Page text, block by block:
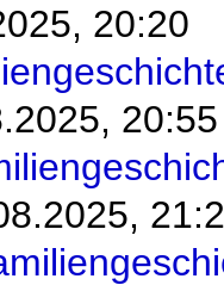
20:20
20:55